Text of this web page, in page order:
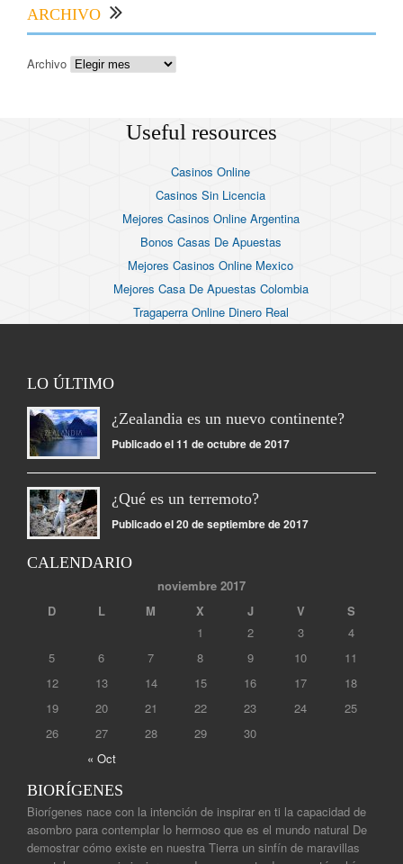
ARCHIVO
Archivo
Useful resources
Casinos Online
Casinos Sin Licencia
Mejores Casinos Online Argentina
Bonos Casas De Apuestas
Mejores Casinos Online Mexico
Mejores Casa De Apuestas Colombia
Tragaperra Online Dinero Real
LO ÚLTIMO
¿Zealandia es un nuevo continente?
Publicado el 11 de octubre de 2017
¿Qué es un terremoto?
Publicado el 20 de septiembre de 2017
CALENDARIO
noviembre 2017
D
L M X J V S
« Oct
1 2 3
4
5
6 7 8 9 10
11
12
13 14 15 16 17
18
19
20 21 22 23 24
25
26
27 28 29 30
BIORÍGENES
Biorígenes nace con la intención de inspirar en ti la capacidad de
asombro para contemplar lo hermoso que es el mundo natural De
demostrar cómo existe en nuestra Tierra un sinfín de maravillas